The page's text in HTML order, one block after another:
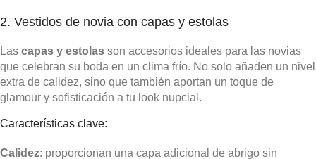
2. Vestidos de novia con capas y estolas
Las capas y estolas son accesorios ideales para las novias
que celebran su boda en un clima frío. No solo añaden un nivel
extra de calidez, sino que también aportan un toque de
glamour y sofisticación a tu look nupcial.
Características clave:
Calidez: proporcionan una capa adicional de abrigo sin